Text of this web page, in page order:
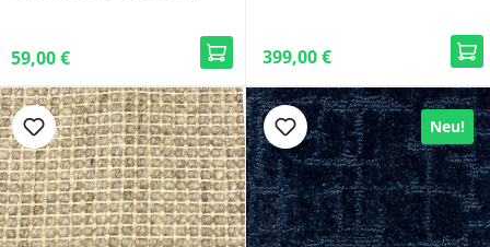
59,00 € 399,00 €
Neu!